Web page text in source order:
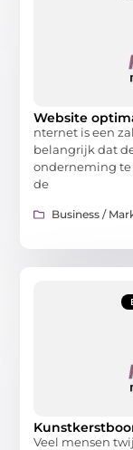
Website
nternet is een
belangrijk dat
onderneming
de
Business /
Veel mensen